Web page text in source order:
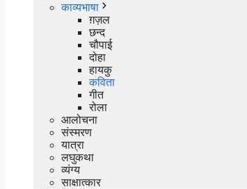
काव्यभाषा
ग़ज़ल
छन्द
चौपाई
दोहा
हायकु
कविता
गीत
रोला
आलोचना
संस्मरण
यात्रा
लघुकथा
व्यंग्य
साक्षात्कार